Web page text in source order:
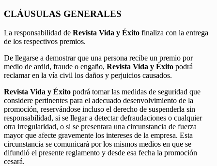
CLÁUSULAS GENERALES
La responsabilidad de Revista Vida y Éxito finaliza con la entrega
de los respectivos premios.
De llegarse a demostrar que una persona recibe un premio por
medio de ardid, fraude o engaño, Revista Vida y Éxito podrá
reclamar en la vía civil los daños y perjuicios causados.
Revista Vida y Éxito podrá tomar las medidas de seguridad que
considere pertinentes para el adecuado desenvolvimiento de la
promoción, reservándose incluso el derecho de suspenderla sin
responsabilidad, si se llegar a detectar defraudaciones o cualquier
otra irregularidad, o si se presentara una circunstancia de fuerza
mayor que afecte gravemente los intereses de la empresa. Esta
circunstancia se comunicará por los mismos medios en que se
difundió el presente reglamento y desde esa fecha la promoción
cesará.